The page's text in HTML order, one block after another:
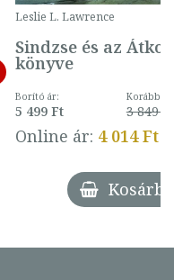
Leslie L. Lawrence
Sindzse és az Átkok
könyve
Borító ár:
5 499 Ft
Korábbi
3 849 Ft
Online ár: 4 014 Ft
Kosárba